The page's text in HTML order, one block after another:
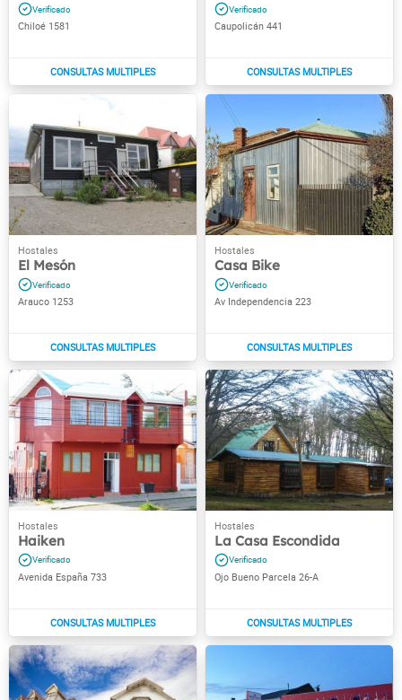
Chiloé 1581 Caupolicán 441
El Mesón
Arauco 1253
Casa Bike
Av Independencia 223
Haiken
Avenida España 733
La Casa Escondida
Ojo Bueno Parcela 26-A